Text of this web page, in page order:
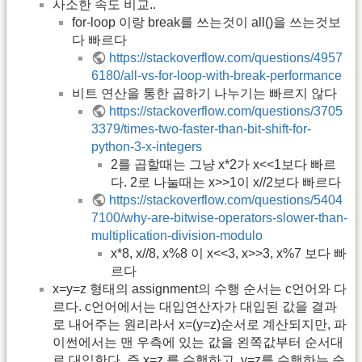
사소한 속도 비교..
for-loop 이랑 break를 쓰는것이 all()을 쓰는것보
다 빠르다
https://stackoverflow.com/questions/4957
6180/all-vs-for-loop-with-break-performance
비트 연산을 통한 곱하기 나누기는 빠르지 않다
https://stackoverflow.com/questions/3705
3379/times-two-faster-than-bit-shift-for-
python-3-x-integers
2를 곱할때는 그냥 x*2가 x<<1보다 빠르
다. 2로 나눌때는 x>>1이 x//2보다 빠르다
https://stackoverflow.com/questions/5404
7100/why-are-bitwise-operators-slower-than-
multiplication-division-modulo
x*8, x//8, x%8 이 x<<3, x>>3, x%7 보다 빠
르다
x=y=z 형태의 assignment의 수행 순서는 c언어와 다
르다. c언어에서는 대입연산자가 대입된 값을 결과
로 내어주는 원리라서 x=(y=z)순서로 계산되지만, 파
이썬에서는 맨 우측에 있는 값을 왼쪽값부터 순서대